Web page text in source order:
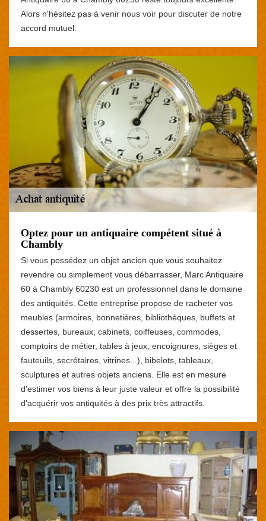
Alors n'hésitez pas à venir nous voir pour discuter de notre
accord mutuel.
Optez pour un antiquaire compétent situé à
Chambly
Si vous possédez un objet ancien que vous souhaitez
revendre ou simplement vous débarrasser, Marc Antiquaire
60 à Chambly 60230 est un professionnel dans le domaine
des antiquités. Cette entreprise propose de racheter vos
meubles (armoires, bonnetières, bibliothèques, buffets et
dessertes, bureaux, cabinets, coiffeuses, commodes,
comptoirs de métier, tables à jeux, encoignures, sièges et
fauteuils, secrétaires, vitrines...), bibelots, tableaux,
sculptures et autres objets anciens. Elle est en mesure
d'estimer vos biens à leur juste valeur et offre la possibilité
d'acquérir vos antiquités à des prix très attractifs.